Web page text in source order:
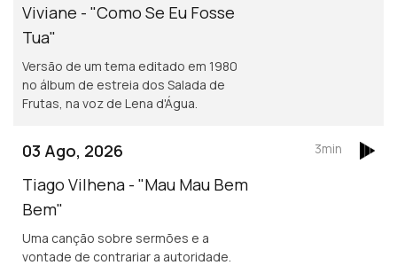
Viviane - "Como Se Eu Fosse
Tua"
Versão de um tema editado em 1980
no álbum de estreia dos Salada de
Frutas, na voz de Lena d'Água.
03 Ago, 2026
Tiago Vilhena - "Mau Mau Bem
Bem"
Uma canção sobre sermões e a
vontade de contrariar a autoridade.
3min